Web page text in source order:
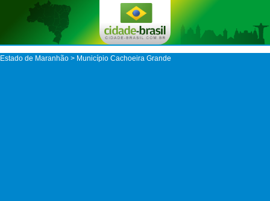
Estado de Maranhão > Município Cachoeira Grande